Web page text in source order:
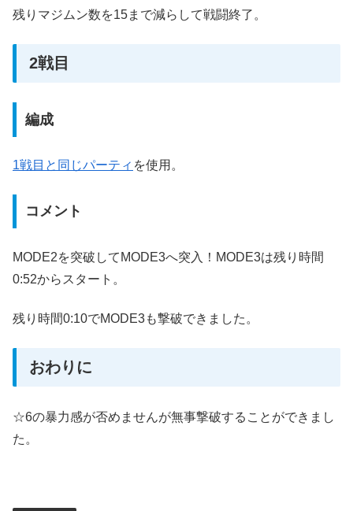
残りマジムン数を15まで減らして戦闘終了。
2戦目
編成
1戦目と同じパーティ を使用。
コメント
MODE2を突破してMODE3へ突入！MODE3は残り時間
0:52からスタート。
残り時間0:10でMODE3も撃破できました。
おわりに
☆6の暴力感が否めませんが無事撃破することができまし
た。